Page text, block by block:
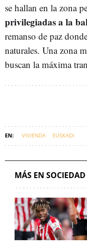
se hallan en la zona
privilegiadas a la
remanso de paz
naturales. Una zona
buscan la máxima
VIVIENDA EUSKADI
MÁS EN SOCIEDAD